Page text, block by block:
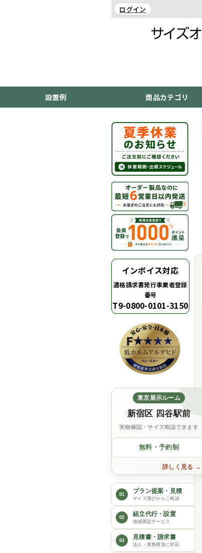
ログイン
設置例 商品カテゴリ
インボイス対応
適格請求書発行事業者登録
番号
T9-0800-0101-3150
東京展示ルーム
新宿区 四谷駅前
実物確認・サイズ相談できます
無料・予約制
詳しく見る
01 プラン提案・見積
サイズ選びからご相談
02 組立代行・設置
地域限定サービス
03 見積書・請求書
法人・業務用途に対応